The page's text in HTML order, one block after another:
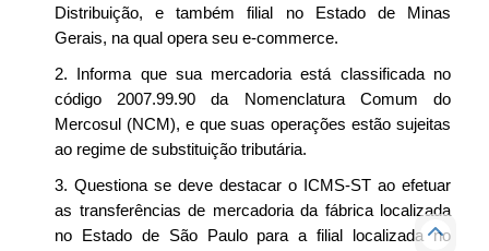
Distribuição, e também filial no Estado de Minas
Gerais, na qual opera seu e-commerce.
2. Informa que sua mercadoria está classificada no
código 2007.99.90 da Nomenclatura Comum do
Mercosul (NCM), e que suas operações estão sujeitas
ao regime de substituição tributária.
3. Questiona se deve destacar o ICMS-ST ao efetuar
as transferências de mercadoria da fábrica localizada
no Estado de São Paulo para a filial localizada no